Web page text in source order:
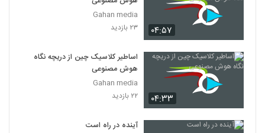
025024 - هوش مصنوعی سری اول
25
025025 - هوش مصنوعی سری اول
۴۷۷ بازدید
025026 - هوش مصنوعی سری اول
۵۴۲ بازدید
۰۴:۵۷
Gahan media
۲۳ بازدید
۰۴:۳۳
اساطیر کلاسیک چین از دریچه نگاه
هوش مصنوعی
Gahan media
۲۲ بازدید
آینده در راه است